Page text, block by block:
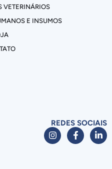
VETERINÁRIOS
E INSUMOS
REDES SOCIAIS